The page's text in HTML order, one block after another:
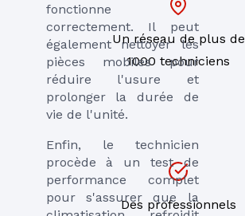
fonctionne
correctement. Il peut
également nettoyer les
pièces mobiles pour
réduire l'usure et
prolonger la durée de
vie de l'unité.
Enfin, le technicien
procède à un test de
performance complet
pour s'assurer que la
Un réseau de plus de
1000 techniciens
Des professionnels